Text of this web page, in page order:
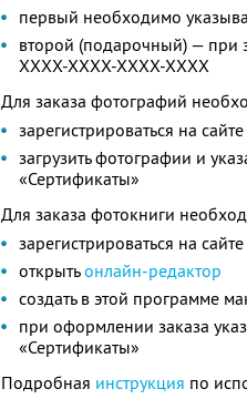
первый необходимо
второй (подарочный) — при
XXXX-XXXX-XXXX-XXXX
Для заказа фотографий
зарегистрироваться на сайте
загрузить фотографии и
«Сертификаты»
Для заказа фотокниги
зарегистрироваться на сайте
открытьонлайн-редактор
создать в этой программе
при оформлении заказа
«Сертификаты»
Подробная инструкция по